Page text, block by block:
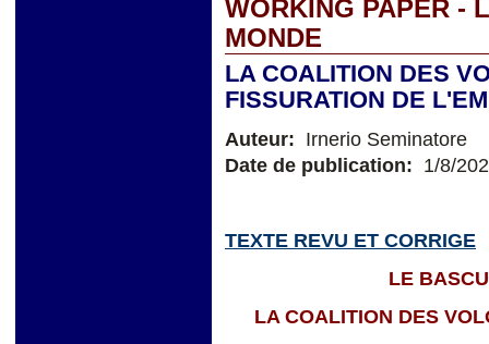
WORKING PAPER -
MONDE
LA COALITION DES
FISSURATION DE
Auteur: Irnerio Seminatore
Date de publication: 1/8/
TEXTE REVU ET CORRIGE
LE
LA COALITION DES